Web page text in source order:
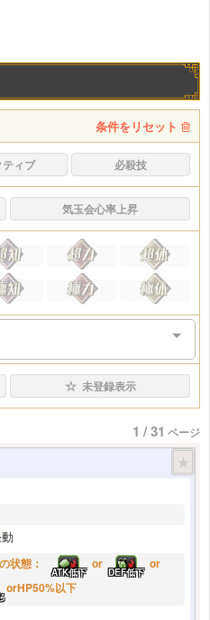
条件をリセット
ティブ 必殺技
気玉会心率上昇
☆ 未登録表示
1 / 31 ページ
★
状態：
ATK低下
or
DEF低下
or
orHP50%以下